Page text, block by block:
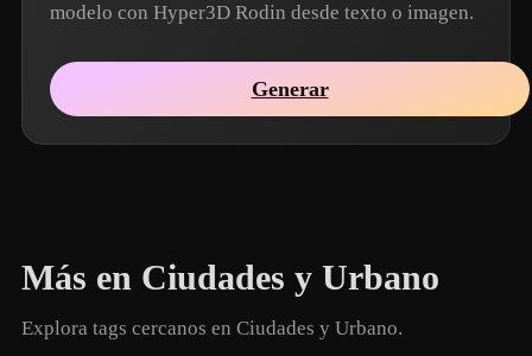
modelo con Hyper3D Rodin desde texto o imagen.
Generar
Más en Ciudades y Urbano
Explora tags cercanos en Ciudades y Urbano.